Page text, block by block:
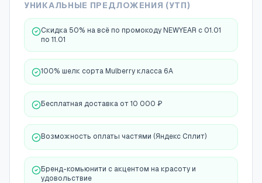
УНИКАЛЬНЫЕ ПРЕДЛОЖЕНИЯ (УТП)
Скидка 50% на всё по промокоду NEWYEAR с 01.01
по 11.01
100% шелк сорта Mulberry класса 6A
Бесплатная доставка от 10 000 ₽
Возможность оплаты частями (Яндекс Сплит)
Бренд-комьюнити с акцентом на красоту и
удовольствие